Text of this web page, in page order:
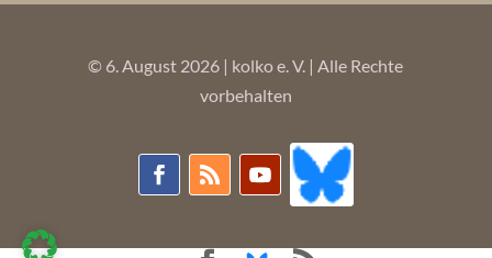
© 6. August 2026 | kolko e. V. | Alle Rechte
vorbehalten